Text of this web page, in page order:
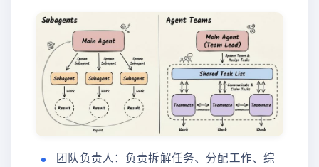
团队负责人：负责拆解任务、分配工作、综